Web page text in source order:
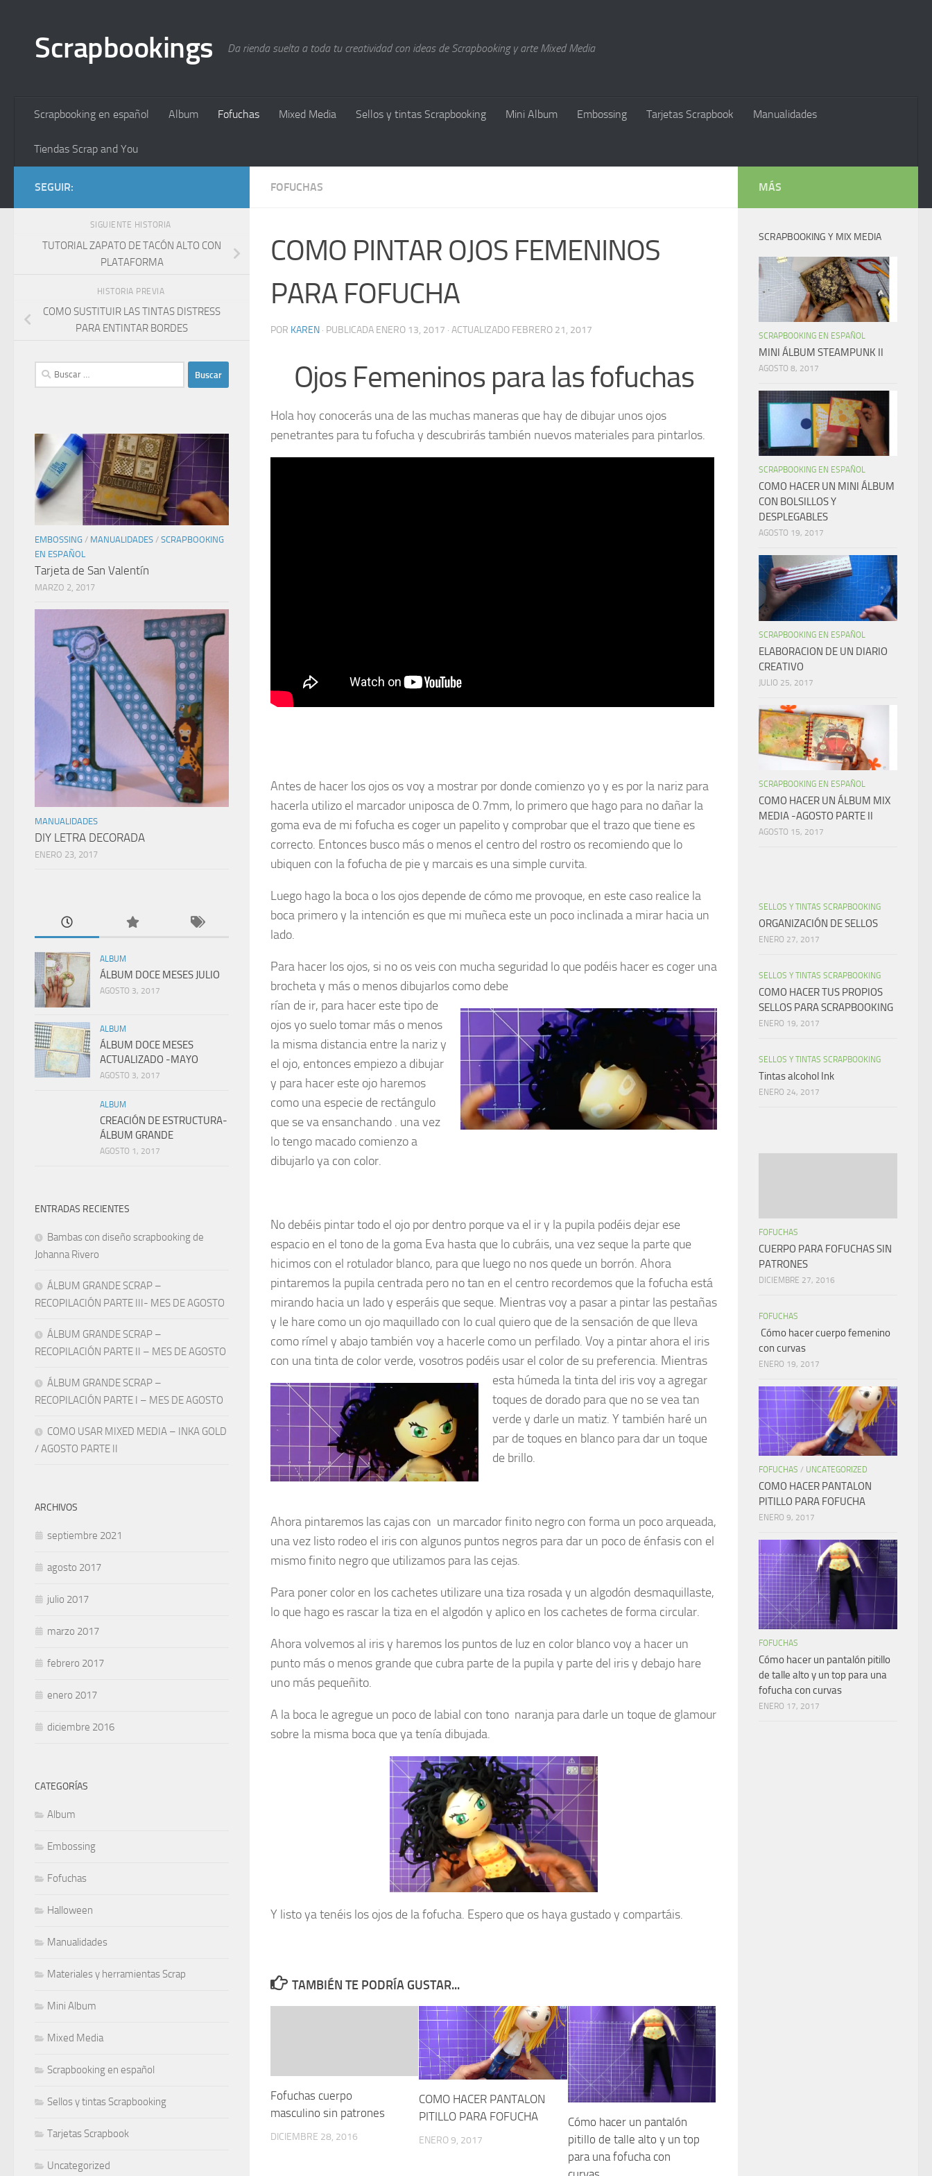
Scrapbookings Da rienda suelta a toda tu creatividad con ideas de Scrapbooking y arte Mixed Media
Scrapbooking en español Album Fofuchas Mixed Media Sellos y tintas Scrapbooking Mini Album Embossing Tarjetas Scrapbook Manualidades
Tiendas Scrap and You
FOFUCHAS
COMO PINTAR OJOS FEMENINOS
PARA FOFUCHA
POR KAREN · PUBLICADA ENERO 13, 2017 · ACTUALIZADO FEBRERO 21, 2017
Ojos Femeninos para las fofuchas
Hola hoy conocerás una de las muchas maneras que hay de dibujar unos ojos
penetrantes para tu fofucha y descubrirás también nuevos materiales para pintarlos.
Antes de hacer los ojos os voy a mostrar por donde comienzo yo y es por la nariz para
hacerla utilizo el marcador uniposca de 0.7mm, lo primero que hago para no dañar la
goma eva de mi fofucha es coger un papelito y comprobar que el trazo que tiene es
correcto. Entonces busco más o menos el centro del rostro os recomiendo que lo
ubiquen con la fofucha de pie y marcais es una simple curvita.
Luego hago la boca o los ojos depende de cómo me provoque, en este caso realice la
boca primero y la intención es que mi muñeca este un poco inclinada a mirar hacia un
lado.
Para hacer los ojos, si no os veis con mucha seguridad lo que podéis hacer es coger una
brocheta y más o menos dibujarlos como debe
rían de ir, para hacer este tipo de
ojos yo suelo tomar más o menos
la misma distancia entre la nariz y
el ojo, entonces empiezo a dibujar
y para hacer este ojo haremos
como una especie de rectángulo
que se va ensanchando . una vez
lo tengo macado comienzo a
dibujarlo ya con color.
No debéis pintar todo el ojo por dentro porque va el ir y la pupila podéis dejar ese
espacio en el tono de la goma Eva hasta que lo cubráis, una vez seque la parte que
hicimos con el rotulador blanco, para que luego no nos quede un borrón. Ahora
pintaremos la pupila centrada pero no tan en el centro recordemos que la fofucha está
mirando hacia un lado y esperáis que seque. Mientras voy a pasar a pintar las pestañas
y le hare como un ojo maquillado con lo cual quiero que de la sensación de que lleva
como rímel y abajo también voy a hacerle como un perfilado. Voy a pintar ahora el iris
con una tinta de color verde, vosotros podéis usar el color de su preferencia. Mientras
esta húmeda la tinta del iris voy a agregar
toques de dorado para que no se vea tan
verde y darle un matiz. Y también haré un
par de toques en blanco para dar un toque
de brillo.
Ahora pintaremos las cajas con un marcador finito negro con forma un poco arqueada,
una vez listo rodeo el iris con algunos puntos negros para dar un poco de énfasis con el
mismo finito negro que utilizamos para las cejas.
Para poner color en los cachetes utilizare una tiza rosada y un algodón desmaquillaste,
lo que hago es rascar la tiza en el algodón y aplico en los cachetes de forma circular.
Ahora volvemos al iris y haremos los puntos de luz en color blanco voy a hacer un
punto más o menos grande que cubra parte de la pupila y parte del iris y debajo hare
uno más pequeñito.
A la boca le agregue un poco de labial con tono naranja para darle un toque de glamour
sobre la misma boca que ya tenía dibujada.
Y listo ya tenéis los ojos de la fofucha. Espero que os haya gustado y compartáis.
TAMBIÉN TE PODRÍA GUSTAR...
Fofuchas cuerpo
masculino sin patrones
DICIEMBRE 28, 2016
COMO HACER PANTALON
PITILLO PARA FOFUCHA
ENERO 9, 2017
Cómo hacer un pantalón
pitillo de talle alto y un top
para una fofucha con
SEGUIR:
SIGUIENTE HISTORIA
TUTORIAL ZAPATO DE TACÓN ALTO CON
PLATAFORMA
HISTORIA PREVIA
COMO SUSTITUIR LAS TINTAS DISTRESS
PARA ENTINTAR BORDES
Buscar:
EMBOSSING / MANUALIDADES / SCRAPBOOKING
EN ESPAÑOL
Tarjeta de San Valentín
MARZO 2, 2017
MANUALIDADES
DIY LETRA DECORADA
ENERO 23, 2017
ALBUM
ÁLBUM DOCE MESES JULIO
AGOSTO 3, 2017
ALBUM
ÁLBUM DOCE MESES
ACTUALIZADO -MAYO
AGOSTO 3, 2017
ALBUM
CREACIÓN DE ESTRUCTURA-
ÁLBUM GRANDE
AGOSTO 1, 2017
ENTRADAS RECIENTES
Bambas con diseño scrapbooking de
Johanna Rivero
ÁLBUM GRANDE SCRAP –
RECOPILACIÓN PARTE III- MES DE AGOSTO
ÁLBUM GRANDE SCRAP –
RECOPILACIÓN PARTE II – MES DE AGOSTO
ÁLBUM GRANDE SCRAP –
RECOPILACIÓN PARTE I – MES DE AGOSTO
COMO USAR MIXED MEDIA – INKA GOLD
/ AGOSTO PARTE II
ARCHIVOS
septiembre 2021
agosto 2017
julio 2017
marzo 2017
febrero 2017
enero 2017
diciembre 2016
CATEGORÍAS
Album
Embossing
Fofuchas
Halloween
Manualidades
Materiales y herramientas Scrap
Mini Album
Mixed Media
Scrapbooking en español
Sellos y tintas Scrapbooking
Tarjetas Scrapbook
Uncategorized
MÁS
SCRAPBOOKING Y MIX MEDIA
SCRAPBOOKING EN ESPAÑOL
MINI ÁLBUM STEAMPUNK II
AGOSTO 8, 2017
SCRAPBOOKING EN ESPAÑOL
COMO HACER UN MINI ÁLBUM
CON BOLSILLOS Y
DESPLEGABLES
AGOSTO 19, 2017
SCRAPBOOKING EN ESPAÑOL
ELABORACION DE UN DIARIO
CREATIVO
JULIO 25, 2017
SCRAPBOOKING EN ESPAÑOL
COMO HACER UN ÁLBUM MIX
MEDIA -AGOSTO PARTE II
AGOSTO 15, 2017
SELLOS Y TINTAS SCRAPBOOKING
ORGANIZACIÓN DE SELLOS
ENERO 27, 2017
SELLOS Y TINTAS SCRAPBOOKING
COMO HACER TUS PROPIOS
SELLOS PARA SCRAPBOOKING
ENERO 19, 2017
SELLOS Y TINTAS SCRAPBOOKING
Tintas alcohol Ink
ENERO 24, 2017
FOFUCHAS
CUERPO PARA FOFUCHAS SIN
PATRONES
DICIEMBRE 27, 2016
FOFUCHAS
Cómo hacer cuerpo femenino
con curvas
ENERO 19, 2017
FOFUCHAS / UNCATEGORIZED
COMO HACER PANTALON
PITILLO PARA FOFUCHA
ENERO 9, 2017
FOFUCHAS
Cómo hacer un pantalón pitillo
de talle alto y un top para una
fofucha con curvas
ENERO 17, 2017